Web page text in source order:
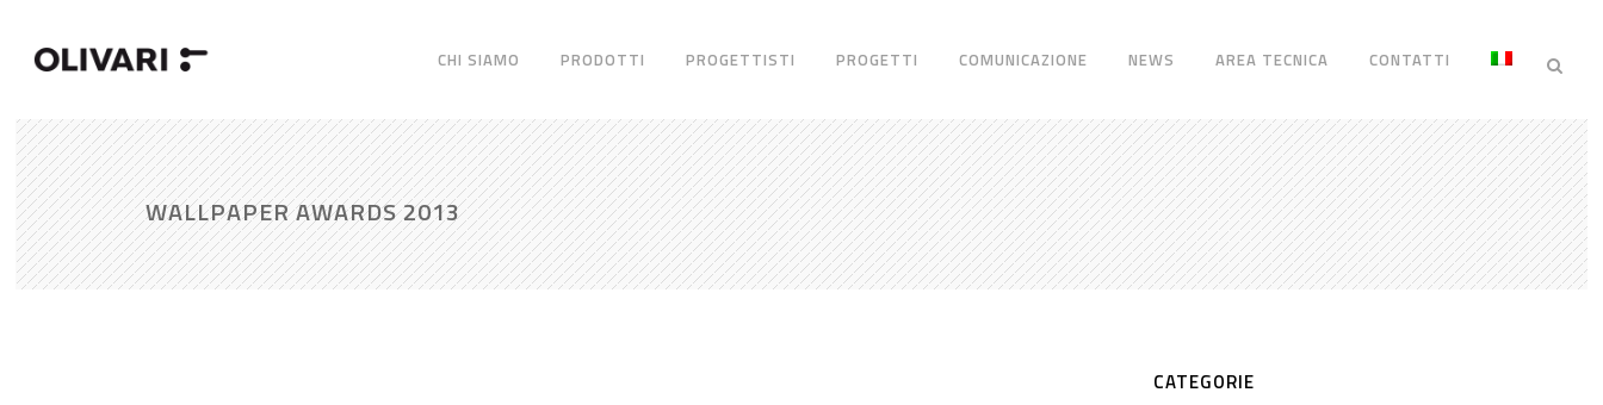
CHI SIAMO PRODOTTI PROGETTISTI PROGETTI COMUNICAZIONE NEWS AREA TECNICA CONTATTI
WALLPAPER AWARDS 2013
CATEGORIE